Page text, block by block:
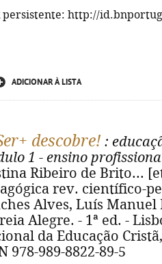
http://
ADICIONAR À LISTA
descobre! :
1 - ensino
Ribeiro de Brito...
rev. científico-
Alves, Luís
Alegre. - 1ª ed. -
da Educação
978-989-8822-89-5